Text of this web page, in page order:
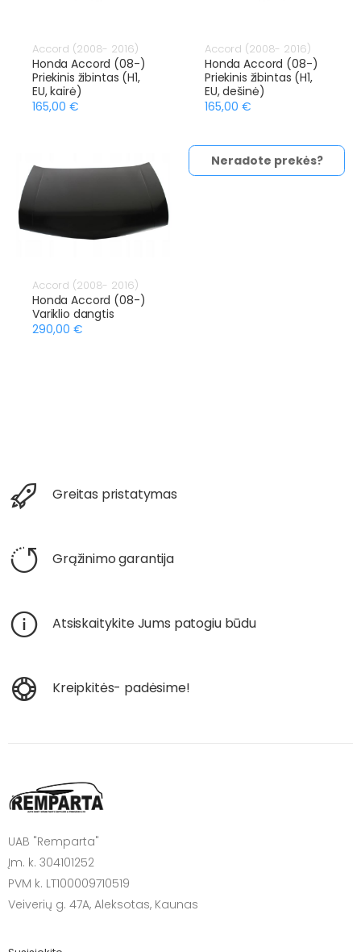
Accord (2008- 2016)
Honda Accord (08-)
Priekinis žibintas (H1,
EU, kairė)
165,00 €
Accord (2008- 2016)
Honda Accord (08-)
Priekinis žibintas (H1,
EU, dešinė)
165,00 €
Accord (2008- 2016)
Honda Accord (08-)
Variklio dangtis
290,00 €
Neradote prekės?
Greitas pristatymas
Grąžinimo garantija
Atsiskaitykite Jums patogiu būdu
Kreipkitės- padėsime!
UAB "Remparta"
Įm. k. 304101252
PVM k. LT100009710519
Veiverių g. 47A, Aleksotas, Kaunas